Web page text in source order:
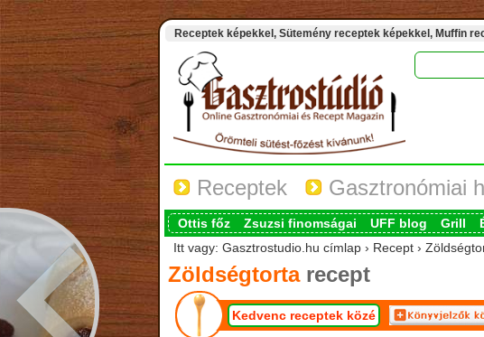
Receptek képekkel, Sütemény receptek képekkel, Muffin
Receptek Gasztronómiai
Ottis főz Zsuzsi finomságai UFF blog Grill
Itt vagy: Gasztrostudio.hu címlap › Recept ›
Zöldségtortarecept
Kedvenc receptek közé